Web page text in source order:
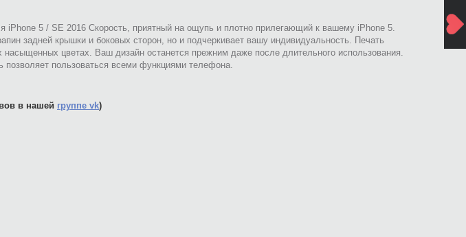
iPhone 5 / SE 2016 Скорость, приятный на ощупь и плотно прилегающий к вашему iPhone 5.
задней крышки и боковых сторон, но и подчеркивает вашу индивидуальность. Печать
цветах. Ваш дизайн останется прежним даже после длительного использования.
пользоваться всеми функциями телефона.
в нашей группе vk)